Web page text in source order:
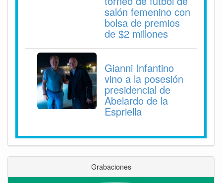
salón femenino con
bolsa de premios
de $2 millones
Gianni Infantino
vino a la posesión
presidencial de
Abelardo de la
Espriella
Grabaciones